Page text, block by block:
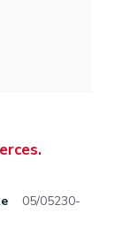
05/05230-